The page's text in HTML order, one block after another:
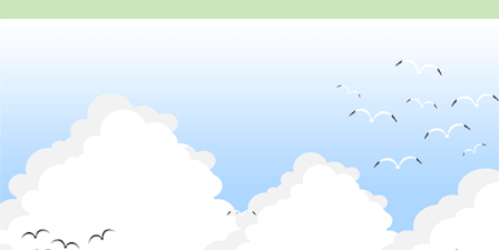
4位
スクール門司
5位
大分県
きつき自動車学
6位
福岡県
おんが自動車学